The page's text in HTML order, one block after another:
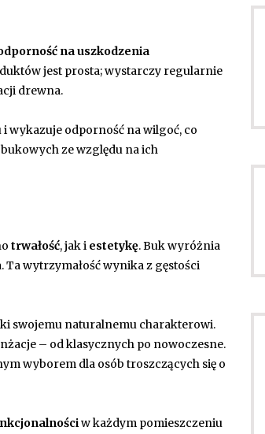
na uszkodzenia
jest prosta; wystarczy regularnie
drewna.
wykazuje odporność na wilgoć, co
ze względu na ich
trwałość, jak i estetykę. Buk wyróżnia
Ta wytrzymałość wynika z gęstości
swojemu naturalnemu charakterowi.
– od klasycznych po nowoczesne.
wyborem dla osób troszczących się o
w każdym pomieszczeniu